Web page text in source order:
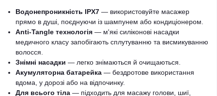
Водонепроникність IPX7 — використовуйте масажер
прямо в душі, поєднуючи із шампунем або кондиціонером.
Anti-Tangle технологія — м'які силіконові насадки
медичного класу запобігають сплутуванню та висмикуванню
волосся.
Знімні насадки — легко знімаються й очищаються.
Акумуляторна батарейка — бездротове використання
вдома, у дорозі або на відпочинку.
Для всього тіла — підходить для масажу голови, шиї,